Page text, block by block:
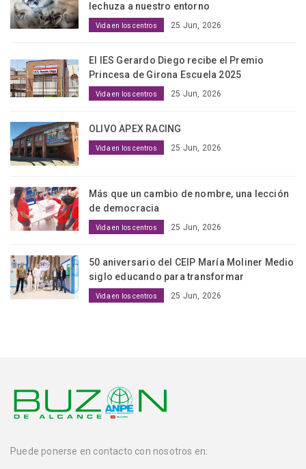
lechuza a nuestro entorno
Vida en los centros 25 Jun, 2026
El IES Gerardo Diego recibe el Premio
Princesa de Girona Escuela 2025
Vida en los centros 25 Jun, 2026
OLIVO APEX RACING
Vida en los centros 25 Jun, 2026
Más que un cambio de nombre, una lección
de democracia
Vida en los centros 25 Jun, 2026
50 aniversario del CEIP María Moliner Medio
siglo educando para transformar
Vida en los centros 25 Jun, 2026
Puede ponerse en contacto con nosotros en: